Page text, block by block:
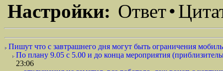
Настройки: Ответ•
Пишут что с завтрашнего дня могут быть ограничения
По плану 9.05 с 5.00 и до конца мероприятия
23:06